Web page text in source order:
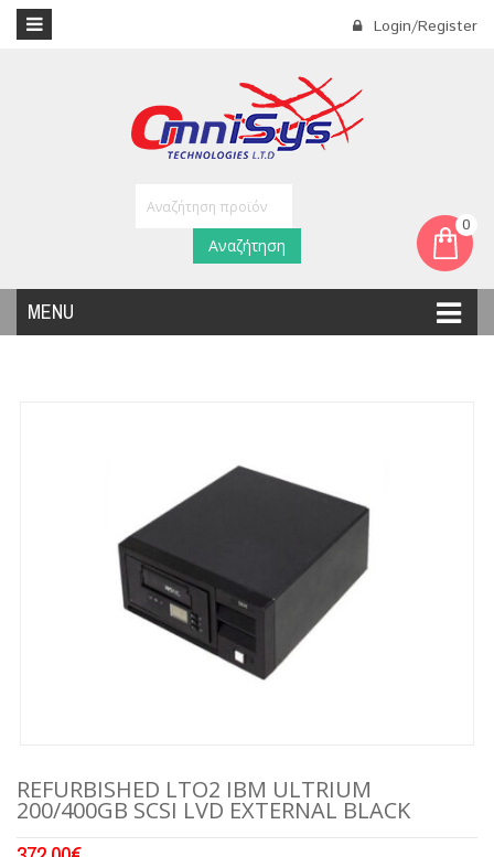
Login/Register
0
MENU
Αναζήτηση
REFURBISHED LTO2 IBM ULTRIUM
200/400GB SCSI LVD EXTERNAL BLACK